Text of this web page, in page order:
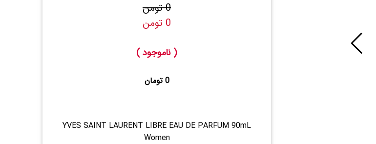
0 تومن
0 تومن
( ناموجود )
0 تومان
YVES SAINT LAURENT LIBRE EAU DE PARFUM 90mL
Women